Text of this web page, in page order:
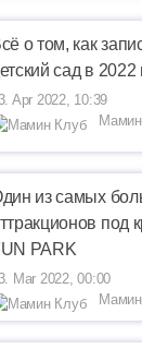
о том, как
сад в 2022
Apr 2022, 10:39
из самых
под
PARK
Mar 2022, 00:00